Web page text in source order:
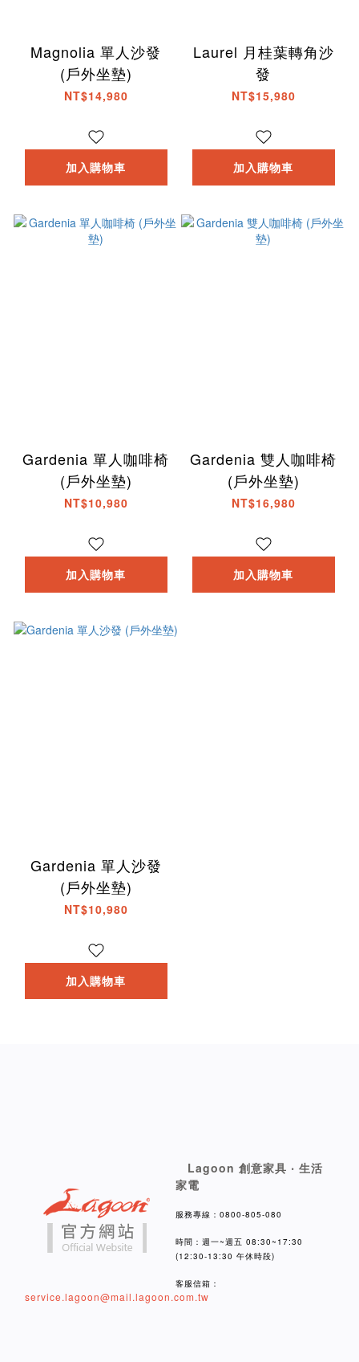
Magnolia 單人沙發
(戶外坐墊)
NT$14,980
加入購物車
Laurel 月桂葉轉角沙
發
NT$15,980
加入購物車
Gardenia 單人咖啡椅
(戶外坐墊)
NT$10,980
加入購物車
Gardenia 雙人咖啡椅
(戶外坐墊)
NT$16,980
加入購物車
Gardenia 單人沙發
(戶外坐墊)
NT$10,980
加入購物車
Lagoon 創意家具 ‧ 生活
家電
服務專線：0800-805-080
時間：週一~週五 08:30~17:30
(12:30-13:30 午休時段)
客服信箱：
service.lagoon@mail.lagoon.com.tw